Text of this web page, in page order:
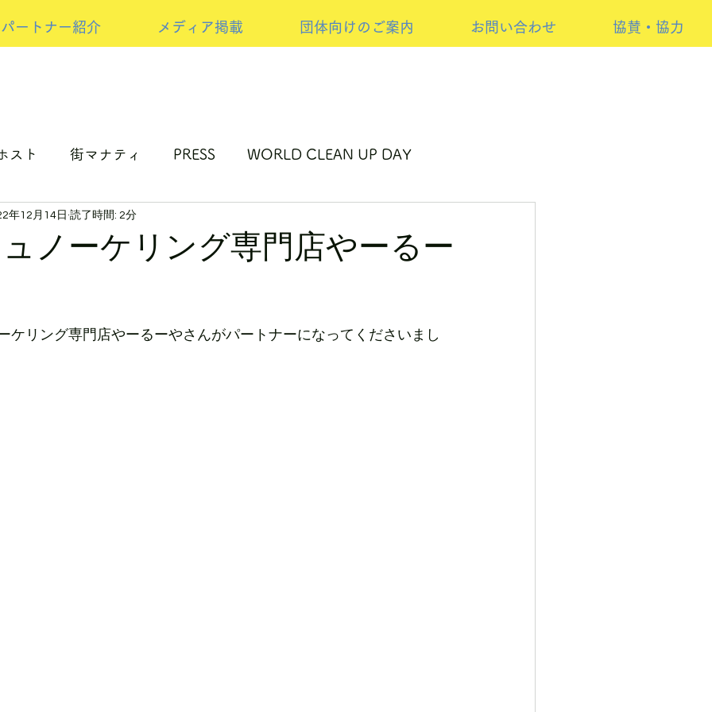
パートナー紹介 メディア掲載 団体向けのご案内 お問い合わせ 協賛・協力
スト 街マナティ PRESS WORLD CLEAN UP DAY
プサイクルの取り組み
ノーケリング専門店やーるー
年12月14日 読了時間: 2分
ケリング専門店やーるーやさんがパートナーになってくださいまし